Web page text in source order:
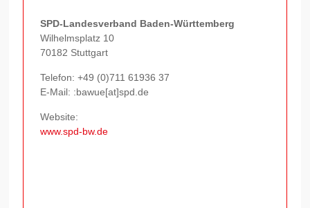
SPD-Landesverband Baden-Württemberg
Wilhelmsplatz 10
70182 Stuttgart
Telefon:+49 (0)711 61936 37
E-Mail: :bawue[at]spd.de
Website:
www.spd-bw.de